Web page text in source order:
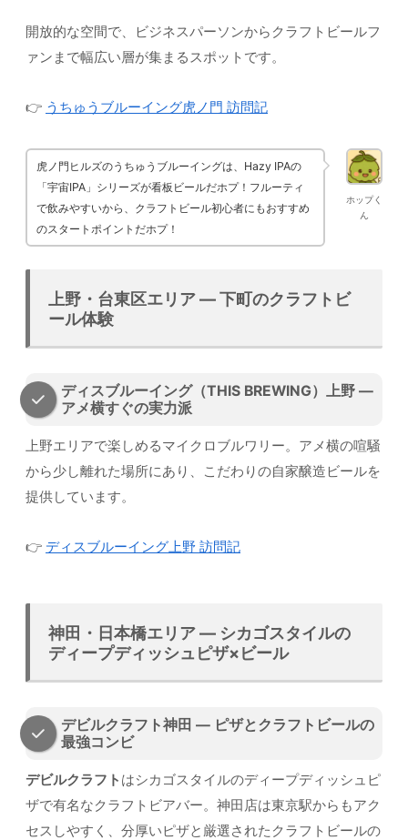
開放的な空間で、ビジネスパーソンからクラフトビールフ
ァンまで幅広い層が集まるスポットです。
👉 うちゅうブルーイング虎ノ門 訪問記
ホップく
ん
虎ノ門ヒルズのうちゅうブルーイングは、Hazy IPAの
「宇宙IPA」シリーズが看板ビールだホプ！フルーティ
で飲みやすいから、クラフトビール初心者にもおすすめ
のスタートポイントだホプ！
上野・台東区エリア — 下町のクラフトビ
ール体験
ディスブルーイング（THIS BREWING）上野 —
アメ横すぐの実力派
上野エリアで楽しめるマイクロブルワリー。アメ横の喧騒
から少し離れた場所にあり、こだわりの自家醸造ビールを
提供しています。
👉 ディスブルーイング上野 訪問記
神田・日本橋エリア — シカゴスタイルの
ディープディッシュピザ×ビール
デビルクラフト神田 — ピザとクラフトビールの
最強コンビ
デビルクラフト はシカゴスタイルのディープディッシュピ
ザで有名なクラフトビアバー。神田店は東京駅からもアク
セスしやすく、分厚いピザと厳選されたクラフトビールの